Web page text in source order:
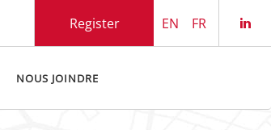
EN FR
Register
NOUS JOINDRE